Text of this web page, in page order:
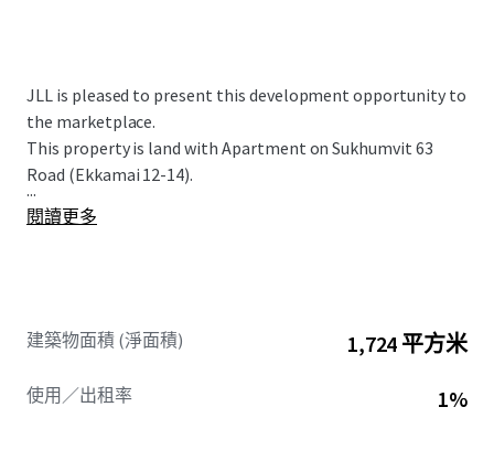
JLL is pleased to present this development opportunity to
the marketplace.
This property is land with Apartment on Sukhumvit 63
Road (Ekkamai 12-14).
...
閱讀更多
建築物面積 (淨面積) 1,724 平方米
使用／出租率 1%